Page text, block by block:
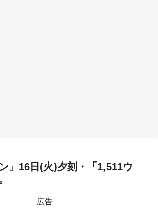
」16日(火)夕刻・「1,511ウ
広告